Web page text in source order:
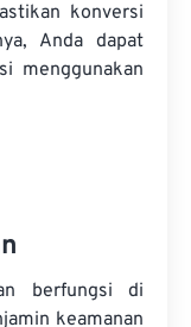
konversi
Anda dapat
menggunakan
berfungsi di
keamanan